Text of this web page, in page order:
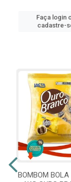
Faça login
cadastre-
BOMBOM